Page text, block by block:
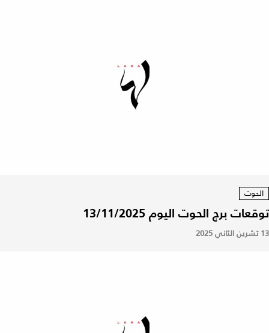
الحوت
توقعات برج الحوت اليوم 13/11/2025
13 تشرين الثاني 2025